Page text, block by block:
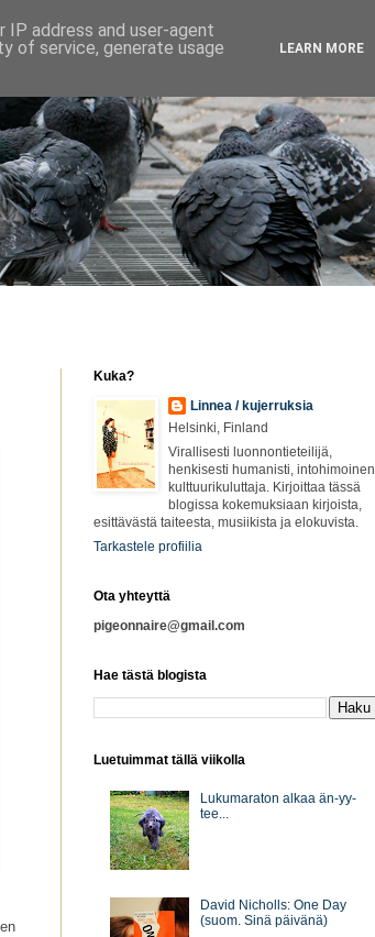
Kuka?
Linnea / kujerruksia
Helsinki, Finland
Virallisesti luonnontieteilijä,
henkisesti humanisti, intohimoinen
kulttuurikuluttaja. Kirjoittaa tässä
blogissa kokemuksiaan kirjoista,
esittävästä taiteesta, musiikista ja elokuvista.
Tarkastele profiilia
Ota yhteyttä
pigeonnaire@gmail.com
Hae tästä blogista
Luetuimmat tällä viikolla
Lukumaraton alkaa än-yy-
tee...
David Nicholls: One Day
(suom. Sinä päivänä)
address and user-agent
of service, generate usage
LEARN MORE